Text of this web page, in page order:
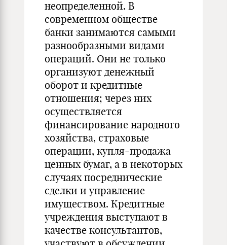
неопределенной. В
современном обществе
банки занимаются самыми
разнообразными видами
операций. Они не только
организуют денежный
оборот и кредитные
отношения; через них
осуществляется
финансирование народного
хозяйства, страховые
операции, купля-продажа
ценных бумаг, а в некоторых
случаях посреднические
сделки и управление
имуществом. Кредитные
учреждения выступают в
качестве консультантов,